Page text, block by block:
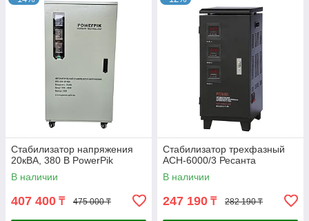
Стабилизатор напряжения
20кВА, 380 В PowerPik
В наличии
407 400 ₸ 475 000 ₸
Стабилизатор трехфазный
АСН-6000/3 Ресанта
В наличии
247 190 ₸ 282 190 ₸